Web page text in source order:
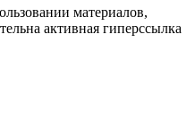
материалов,
активная гиперссылка